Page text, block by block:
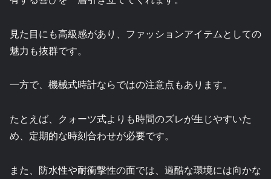
見た目にも高級感があり、ファッションアイテムとしての
魅力も抜群です。
一方で、機械式時計ならではの注意点もあります。
たとえば、クォーツ式よりも時間のズレが生じやすいた
め、定期的な時刻合わせが必要です。
また、防水性や耐衝撃性の面では、過酷な環境には向かな